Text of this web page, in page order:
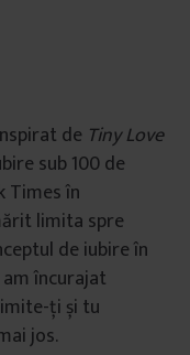
de Tiny Love
sub 100 de
Times în
limita spre
de iubire în
încurajat
ți și tu
jos.